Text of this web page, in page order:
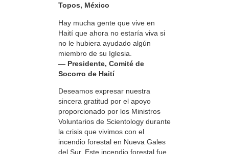
Topos, México
Hay mucha gente que vive en
Haití que ahora no estaría viva si
no le hubiera ayudado algún
miembro de su Iglesia.
— Presidente, Comité de
Socorro de Haití
Deseamos expresar nuestra
sincera gratitud por el apoyo
proporcionado por los Ministros
Voluntarios de Scientology durante
la crisis que vivimos con el
incendio forestal en Nueva Gales
del Sur. Este incendio forestal fue